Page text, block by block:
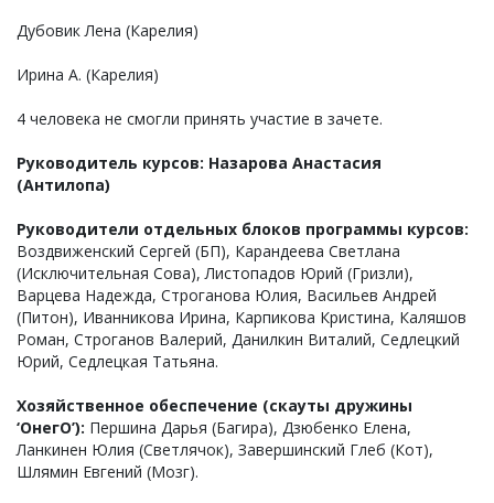
Дубовик Лена (Карелия)
Ирина А. (Карелия)
4 человека не смогли принять участие в зачете.
Руководитель курсов: Назарова Анастасия
(Антилопа)
Руководители отдельных блоков программы курсов:
Воздвиженский Сергей (БП), Карандеева Светлана
(Исключительная Сова), Листопадов Юрий (Гризли),
Варцева Надежда, Строганова Юлия, Васильев Андрей
(Питон), Иванникова Ирина, Карпикова Кристина, Каляшов
Роман, Строганов Валерий, Данилкин Виталий, Седлецкий
Юрий, Седлецкая Татьяна.
Хозяйственное обеспечение (скауты дружины
‘ОнегО’): Першина Дарья (Багира), Дзюбенко Елена,
Ланкинен Юлия (Светлячок), Завершинский Глеб (Кот),
Шлямин Евгений (Мозг).